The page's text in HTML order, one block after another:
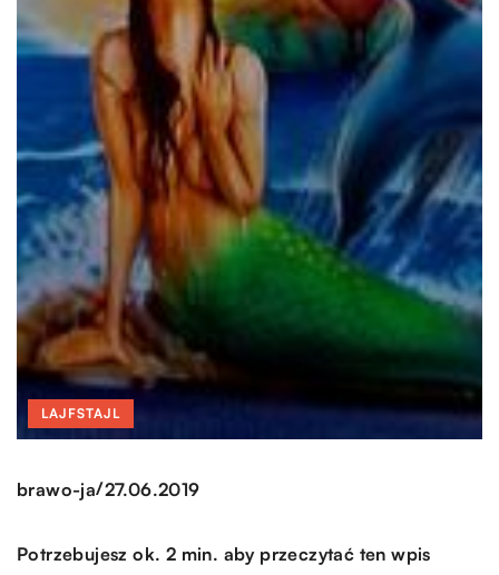
LAJFSTAJL
brawo-ja/27.06.2019
Potrzebujesz ok. 2 min. aby przeczytać ten wpis